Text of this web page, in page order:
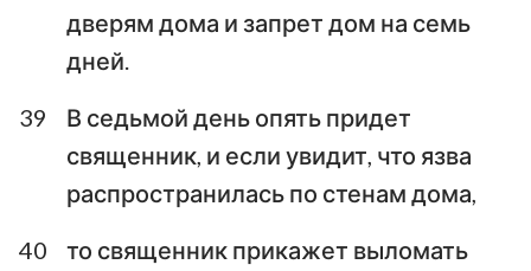
дверям дома и запрет дом на семь
дней.
39
В седьмой день опять придет
священник, и если увидит, что язва
распространилась по стенам дома,
40
то священник прикажет выломать